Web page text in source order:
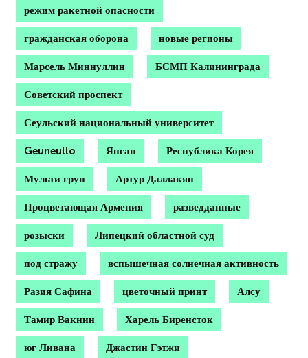
режим ракетной опасности
гражданская оборона новые регионы
Марсель Миннуллин БСМП Калининграда
Советский проспект
Сеульский национальный университет
Geuneullo Янсан Республика Корея
Мульти груп Артур Даллакян
Процветающая Армения разведданные
розыски Липецкий областной суд
под стражу вспышечная солнечная активность
Разия Сафина цветочный принт Алсу
Тамир Вакнин Харель Биренсток
юг Ливана Джастин Гэтжи